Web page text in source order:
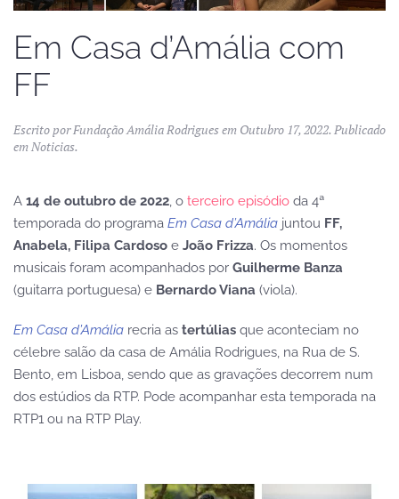
Em Casa d’Amália com
FF
Escrito porFundação Amália Rodriguesem Outubro 17, 2022. Publicado
emNoticias.
A 14 de outubro de 2022, o terceiro episódio da 4ª
temporada do programa Em Casa d’Amália juntou FF,
Anabela, Filipa Cardoso e João Frizza. Os momentos
musicais foram acompanhados por Guilherme Banza
(guitarra portuguesa) e Bernardo Viana (viola).
Em Casa d’Amália recria as tertúlias que aconteciam no
célebre salão da casa de Amália Rodrigues, na Rua de S.
Bento, em Lisboa, sendo que as gravações decorrem num
dos estúdios da RTP. Pode acompanhar esta temporada na
RTP1 ou na RTP Play.